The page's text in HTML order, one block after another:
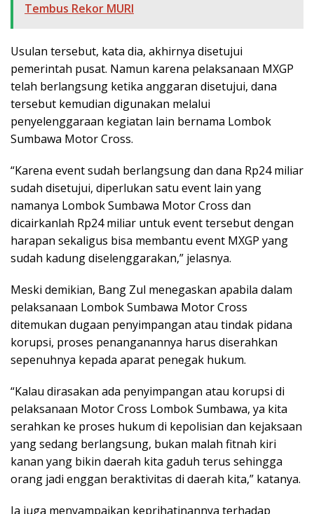
Tembus Rekor MURI
Usulan tersebut, kata dia, akhirnya disetujui
pemerintah pusat. Namun karena pelaksanaan MXGP
telah berlangsung ketika anggaran disetujui, dana
tersebut kemudian digunakan melalui
penyelenggaraan kegiatan lain bernama Lombok
Sumbawa Motor Cross.
“Karena event sudah berlangsung dan dana Rp24 miliar
sudah disetujui, diperlukan satu event lain yang
namanya Lombok Sumbawa Motor Cross dan
dicairkanlah Rp24 miliar untuk event tersebut dengan
harapan sekaligus bisa membantu event MXGP yang
sudah kadung diselenggarakan,” jelasnya.
Meski demikian, Bang Zul menegaskan apabila dalam
pelaksanaan Lombok Sumbawa Motor Cross
ditemukan dugaan penyimpangan atau tindak pidana
korupsi, proses penanganannya harus diserahkan
sepenuhnya kepada aparat penegak hukum.
“Kalau dirasakan ada penyimpangan atau korupsi di
pelaksanaan Motor Cross Lombok Sumbawa, ya kita
serahkan ke proses hukum di kepolisian dan kejaksaan
yang sedang berlangsung, bukan malah fitnah kiri
kanan yang bikin daerah kita gaduh terus sehingga
orang jadi enggan beraktivitas di daerah kita,” katanya.
Ia juga menyampaikan keprihatinannya terhadap